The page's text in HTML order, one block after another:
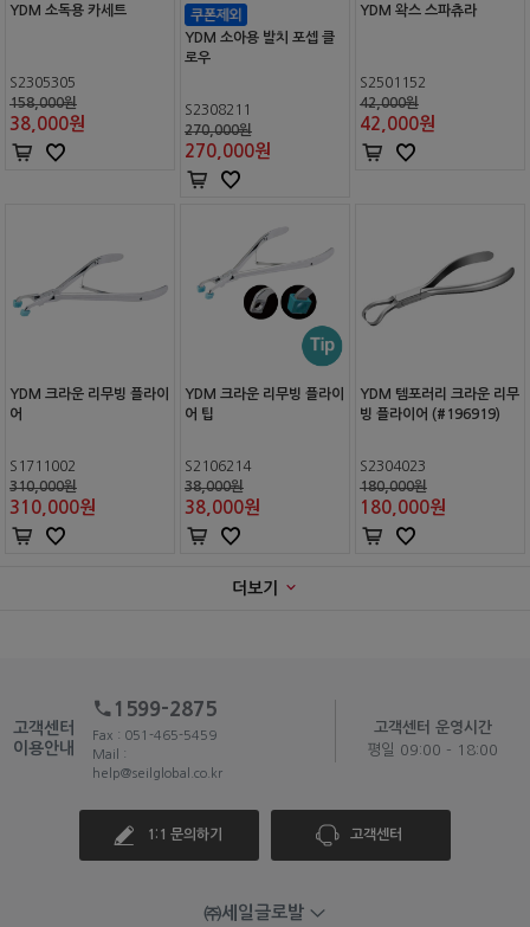
YDM 소독용 카세트
S2305305
158,000원
38,000원
YDM 소아용 발치 포셉 클
로우
S2308211
270,000원
270,000원
YDM 왁스 스파츄라
S2501152
42,000원
42,000원
YDM 크라운 리무빙 플라이
어
S1711002
310,000원
310,000원
YDM 크라운 리무빙 플라이
어 팁
S2106214
38,000원
38,000원
YDM 템포러리 크라운 리무
빙 플라이어 (#196919)
S2304023
180,000원
180,000원
더보기
고객센터
이용안내
1599-2875
Fax : 051-465-5459
Mail :
help@seilglobal.co.kr
고객센터 운영시간
평일 09:00 - 18:00
1:1 문의하기 고객센터
㈜세일글로발